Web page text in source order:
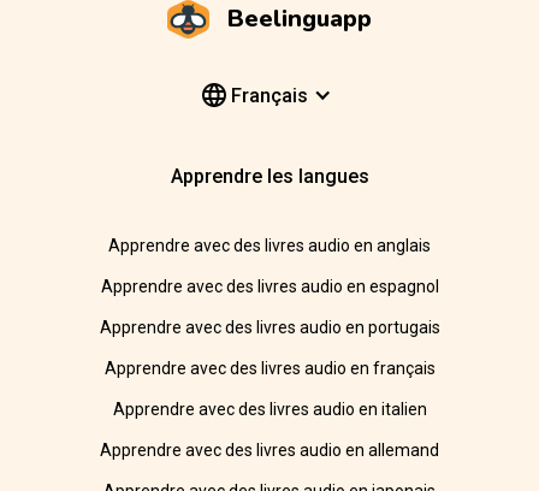
Beelinguapp
Français
Apprendre les langues
Apprendre avec des livres audio en anglais
Apprendre avec des livres audio en espagnol
Apprendre avec des livres audio en portugais
Apprendre avec des livres audio en français
Apprendre avec des livres audio en italien
Apprendre avec des livres audio en allemand